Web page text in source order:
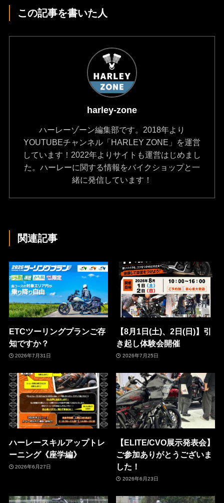
この記事を書いた人
harley-zone
ハーレーゾーン編集部です。2018年より
YOUTUBEチャンネル「HARLEY ZONE」を運営
しています！2022年よりサイトも運営はじめまし
た。ハーレーに関する情報をバイクショップと一
緒に発信しています！
関連記事
ETCツーリングプランご存
知ですか？
2026年7月31日
【8月1日(土)、2日(日)】引
き起し体験会開催
2026年7月25日
ハーレースキルアップトレ
ーニング《座学編》
2026年6月27日
【ELITE/CVO展示発表会】
ご参加ありがとうございま
した！
2026年6月23日